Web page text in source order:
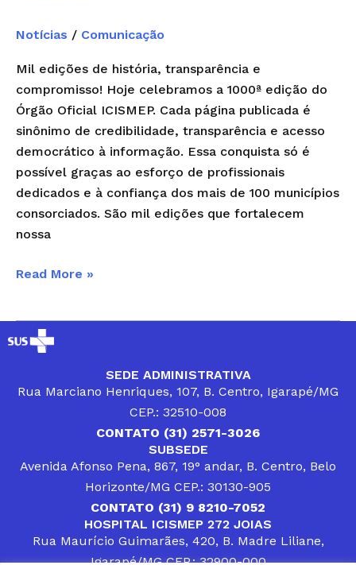
Notícias / Comunicação
Mil edições de história, transparência e
compromisso! Hoje celebramos a 1000ª edição do
Órgão Oficial ICISMEP. Cada página publicada é
sinônimo de credibilidade, transparência e acesso
democrático à informação. Essa conquista só é
possível graças ao esforço de profissionais
dedicados e à confiança dos mais de 100 municípios
consorciados. São mil edições que fortalecem
nossa
Read More »
SEDE ADMINISTRATIVA
Rua Marciano Henriques, 107, B. Centro, Igarapé/MG
CEP.: 32510-008
CONTATO (31) 2571-3026
SUBSEDE
Avenida Afonso Pena, 867, 19° andar, B. Centro, Belo
Horizonte/MG CEP.: 30130-905
CONTATO (31) 9 8210-7052
HOSPITAL ICISMEP 272 JOIAS
Rua Maurício Guimarães, 420, B. Madre Liliane,
Igarapé/MG CEP.: 32900-000